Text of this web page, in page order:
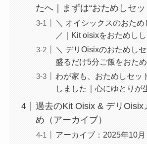
たへ｜まずは“おためしセッ
＼ オイシックスのおた
／｜Kit oisixをおためしし
＼ デリOisixのおためし
盛るだけ5分ご飯をおた
わが家も、おためしセッ
しました｜心にゆとりが
過去のKit Oisix & デリOisix
め（アーカイブ）
アーカイブ：2025年10月